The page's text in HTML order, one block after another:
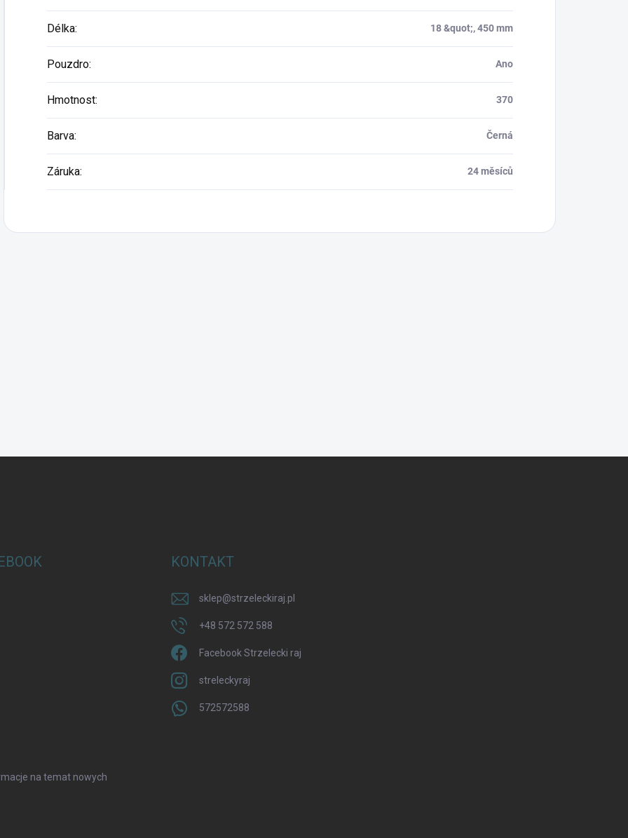
Délka: 18 &quot;, 450 mm
Pouzdro: Ano
Hmotnost: 370
Barva: Černá
Záruka: 24 měsíců
KONTAKT
sklep@strzeleckiraj.pl
+48 572 572 588
Facebook Strzelecki raj
streleckyraj
572572588
na temat nowych